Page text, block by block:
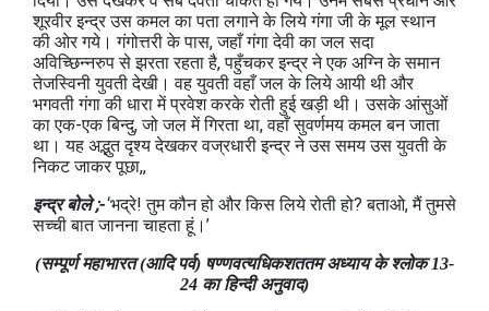
शूरवीर इन्‍द्र उस कमल का पता लगाने के लिये गंगा जी के मूल स्‍थान
की ओर गये। गंगोत्तरी के पास, जहाँ गंगा देवी का जल सदा
अविच्छिन्‍नरुप से झरता रहता है, पहुँचकर इन्‍द्र ने एक अग्नि के समान
तेजस्विनी युवती देखी। वह युवती वहाँ जल के लिये आयी थी और
भगवती गंगा की धारा में प्रवेश करके रोती हुई खड़ी थी। उसके आंसुओं
का एक-एक बिन्‍दु, जो जल में गिरता था, वहाँ सुवर्णमय कमल बन जाता
था। यह अद्भुत दृश्‍य देखकर वज्रधारी इन्‍द्र ने उस समय उस युवती के
निकट जाकर पूछा,,
इन्द्र बोले ;-‘भद्रे! तुम कौन हो और किस लिये रोती हो? बताओ, मैं तुमसे
सच्‍ची बात जानना चाहता हूं।’
(सम्पूर्ण महाभारत (आदि पर्व) षण्‍णवत्‍यधिकशततम अध्‍याय के श्लोक 13-
24 का हिन्दी अनुवाद)